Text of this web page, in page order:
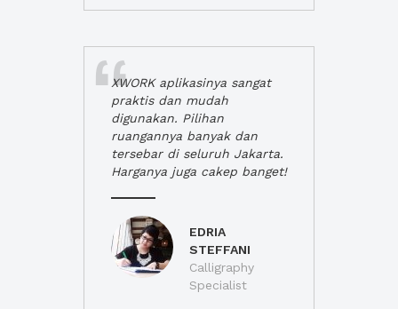
XWORK aplikasinya sangat
praktis dan mudah
digunakan. Pilihan
ruangannya banyak dan
tersebar di seluruh Jakarta.
Harganya juga cakep banget!
EDRIA
STEFFANI
Calligraphy
Specialist